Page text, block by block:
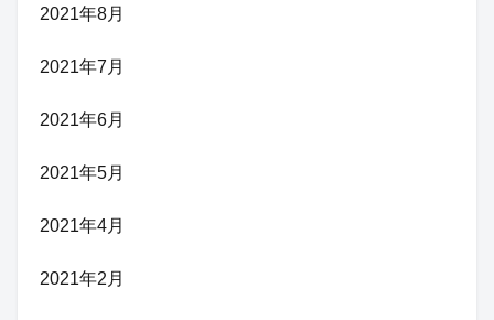
2021年8月
2021年7月
2021年6月
2021年5月
2021年4月
2021年2月